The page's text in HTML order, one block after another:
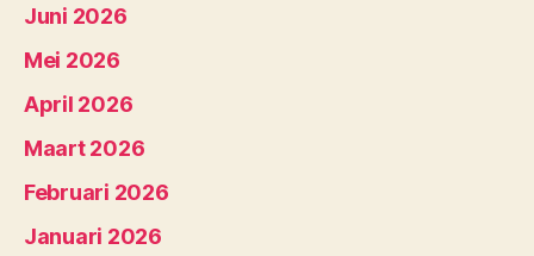
Juni 2026
Mei 2026
April 2026
Maart 2026
Februari 2026
Januari 2026